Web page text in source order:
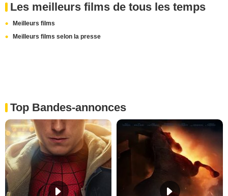
Les meilleurs films de tous les temps
Meilleurs films
Meilleurs films selon la presse
Top Bandes-annonces